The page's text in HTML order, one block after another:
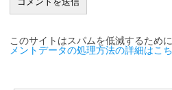
このサイトはスパムを低減するため
メントデータの処理方法の詳細はこ